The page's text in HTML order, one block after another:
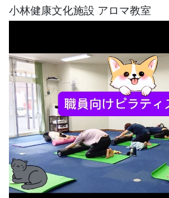
小林健康文化施設 アロマ教室